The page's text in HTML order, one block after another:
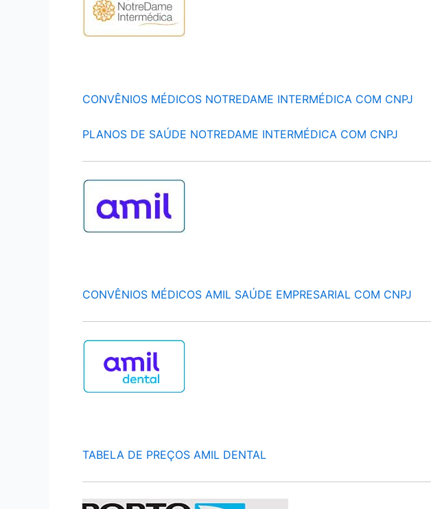
CONVÊNIOS MÉDICOS NOTREDAME INTERMÉDICA COM CNPJ
PLANOS DE SAÚDE NOTREDAME INTERMÉDICA COM CNPJ
CONVÊNIOS MÉDICOS AMIL SAÚDE EMPRESARIAL COM CNPJ
TABELA DE PREÇOS AMIL DENTAL